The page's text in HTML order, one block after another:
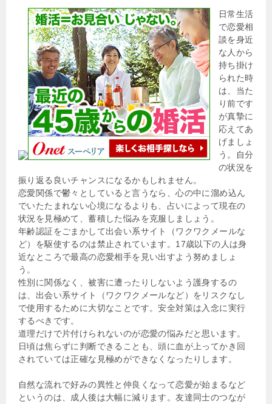
日常生活
で恋愛相
談を身近
な人から
持ち掛け
られた時
は、当た
り前です
が真摯に
応えてあ
げましょ
う。自分
の状況を
振り返る良いチャンスになるかもしれません。
恋愛関係で鬱々としていると言うなら、心の中に溜め込ん
でいたたまれない心境になるよりも、占いによって現在の
状況を見極めて、蓄積した悩みを克服しましょう。
年齢認証をごまかして出会い系サイト（ワクワクメールな
ど）を駆使するのは禁止されています。17歳以下の人は身
近なところで最高の恋愛相手を見い出すよう努めましょ
う。
性別に関係なく、被害に遭ったりしないよう護身するの
は、出会い系サイト（ワクワクメールなど）をリスクなし
で使用するために大切なことです。安全対策は入念に実行
するべきです。
道理だけで片付けられないのが恋愛の悩みだと思います。
日頃は焦らずに判断できることも、頭に血が上ってかき回
されていては正確な見極めができなくなったりします。
自然な流れで好みの異性と仲良くなって恋愛が始まるなど
というのは、成人後は大幅に減ります。友達同士のつなが